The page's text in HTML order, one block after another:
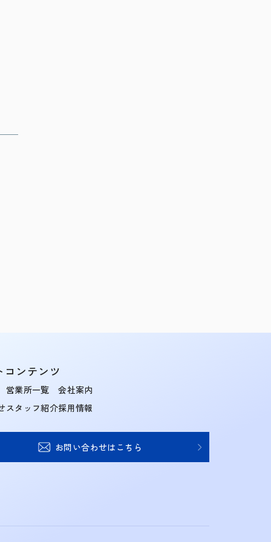
コンテンツ
営業所一覧
スタッフ紹介
会社案内
採用情報
お問い合わせはこちら